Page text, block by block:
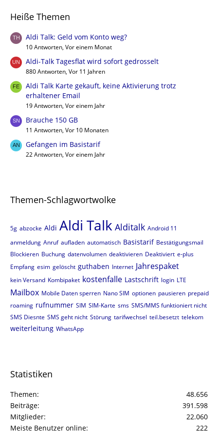
Heiße Themen
Aldi Talk: Geld vom Konto weg?
10 Antworten, Vor einem Monat
Aldi-Talk Tagesflat wird sofort gedrosselt
880 Antworten, Vor 11 Jahren
Aldi Talk Karte gekauft, keine Aktivierung trotz
erhaltener Email
19 Antworten, Vor einem Jahr
Brauche 150 GB
11 Antworten, Vor 10 Monaten
Gefangen im Basistarif
22 Antworten, Vor einem Jahr
Themen-Schlagwortwolke
5g abzocke Aldi Aldi Talk Alditalk Android 11
anmeldung Anruf aufladen automatisch Basistarif Bestätigungsmail
Blockieren Buchung datenvolumen deaktivieren Deaktiviert e-plus
Empfang esim gelöscht guthaben Internet Jahrespaket
kein Versand Kombipaket kostenfalle Lastschrift login LTE
Mailbox Mobile Daten sperren Nano SIM optionen pausieren prepaid
roaming rufnummer SIM SIM-Karte sms SMS/MMS funktioniert nicht
SMS Diesnte SMS geht nicht Störung tarifwechsel teil.besetzt telekom
weiterleitung WhatsApp
Statistiken
Themen
48.656
Beiträge
391.598
Mitglieder
22.060
Meiste Benutzer online
222